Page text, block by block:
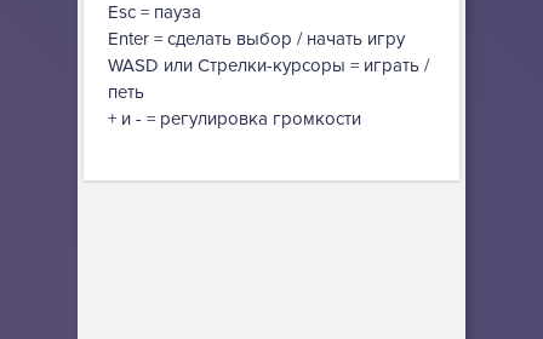
Esc = пауза
Enter = сделать выбор / начать игру
WASD или Стрелки-курсоры = играть /
петь
+ и - = регулировка громкости